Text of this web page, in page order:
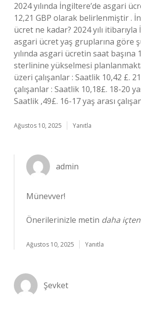
2024 yılında İngiltere’de asgari
12,21 GBP olarak belirlenmiştir .
ücret ne kadar? 2024 yılı
asgari ücret yaş gruplarına göre
yılında asgari ücretin saat başına
sterlinine yükselmesi
üzeri çalışanlar : Saatlik 10,42 £.
çalışanlar : Saatlik 10,18£. 18-20
Saatlik ,49£. 16-17 yaş arası
Ağustos 10, 2025 Yanıtla
admin
Münevver!
Önerilerinizle metin daha içten
Ağustos 10, 2025 Yanıtla
Şevket